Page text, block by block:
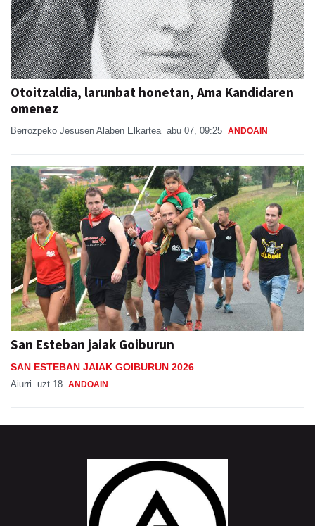
Otoitzaldia, larunbat honetan, Ama Kandidaren
omenez
Berrozpeko Jesusen Alaben Elkartea abu 07, 09:25 ANDOAIN
San Esteban jaiak Goiburun
SAN ESTEBAN JAIAK GOIBURUN 2026
Aiurri uzt 18 ANDOAIN